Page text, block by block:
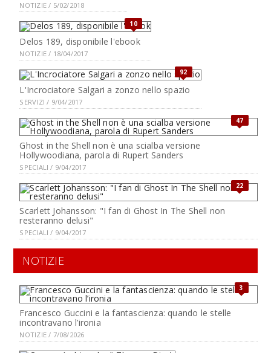
NOTIZIE / 5/02/2018
10
Delos 189, disponibile l'ebook
NOTIZIE / 18/04/2017
92
L'Incrociatore Salgari a zonzo nello spazio
SERVIZI / 9/04/2017
47
Ghost in the Shell non è una scialba versione
Hollywoodiana, parola di Rupert Sanders
SPECIALI / 9/04/2017
22
Scarlett Johansson: "I fan di Ghost In The Shell non
resteranno delusi"
SPECIALI / 9/04/2017
NOTIZIE
3
Francesco Guccini e la fantascienza: quando le stelle
incontravano l’ironia
NOTIZIE / 7/08/2026